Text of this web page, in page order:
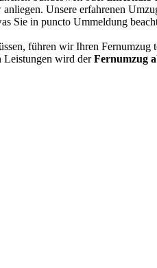
Unsere erfahrenen
Sie in puncto Ummeldung
führen wir Ihren Fernumzug
Leistungen wird derFernumzug